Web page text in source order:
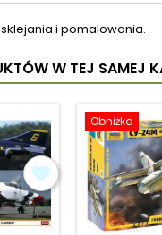
i pomalowania.
W TEJ SAMEJ
Obniżka